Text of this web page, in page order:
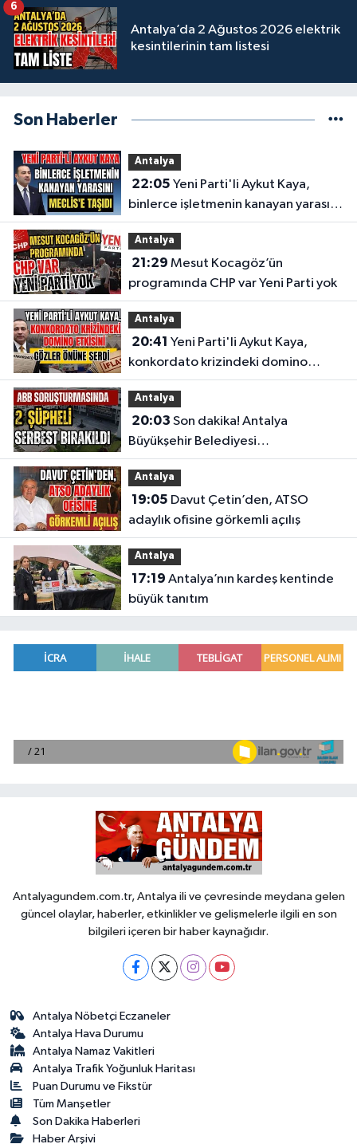
Antalya’da 2 Ağustos 2026 elektrik
kesintilerinin tam listesi
6
Son Haberler
Antalya
22:05
binlerce işletmenin kanayan yarasını
Meclis'e taşıdı
Antalya
21:29
programında CHP var Yeni Parti yok
Antalya
20:41
konkordato krizindeki domino
etkisini gözler önüne serdi
Antalya
20:03
Büyükşehir Belediyesi
soruşturmasında 2 şüpheli serbest
bırakıldı
Antalya
19:05
adaylık ofisine görkemli açılış
Antalya
17:19
büyük tanıtım
Antalyagundem.com.tr, Antalya ili ve çevresinde meydana gelen
güncel olaylar, haberler, etkinlikler ve gelişmelerle ilgili en son
bilgileri içeren bir haber kaynağıdır.
Antalya Nöbetçi Eczaneler
Antalya Hava Durumu
Antalya Namaz Vakitleri
Antalya Trafik Yoğunluk Haritası
Puan Durumu ve Fikstür
Tüm Manşetler
Son Dakika Haberleri
Haber Arşivi